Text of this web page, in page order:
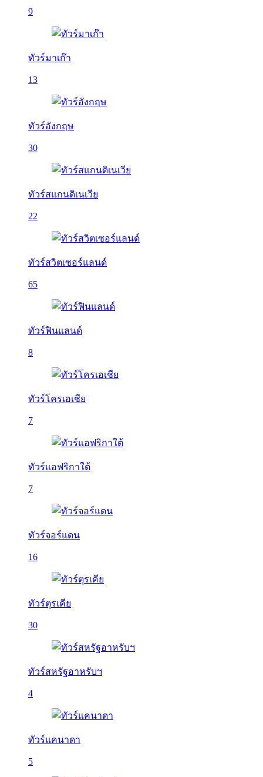
9
ทัวร์มาเก๊า
13
ทัวร์อังกฤษ
30
ทัวร์สแกนดิเนเวีย
22
ทัวร์สวิตเซอร์แลนด์
65
ทัวร์ฟินแลนด์
8
ทัวร์โครเอเชีย
7
ทัวร์แอฟริกาใต้
7
ทัวร์จอร์แดน
16
ทัวร์ตุรเคีย
30
ทัวร์สหรัฐอาหรับฯ
4
ทัวร์แคนาดา
5